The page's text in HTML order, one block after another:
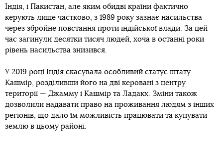
Індія, і Пакистан, але яким обидві країни фактично
керують лише частково, з 1989 року зазнає насильства
через збройне повстання проти індійської влади. За цей
час загинули десятки тисяч людей, хоча в останні роки
рівень насильства знизився.
У 2019 році Індія скасувала особливий статус штату
Кашмір, розділивши його на дві керовані з центру
території — Джамму і Кашмір та Ладакх. Зміни також
дозволили надавати право на проживання людям з інших
регіонів, що дало їм можливість працювати та купувати
землю в цьому районі.